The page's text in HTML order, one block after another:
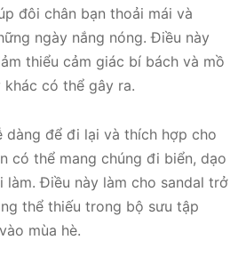
đôi chân bạn thoải mái và
ngày nắng nóng. Điều này
thiểu cảm giác bí bách và mồ
có thể gây ra.
dàng để đi lại và thích hợp cho
có thể mang chúng đi biển, dạo
làm. Điều này làm cho sandal trở
thể thiếu trong bộ sưu tập
mùa hè.